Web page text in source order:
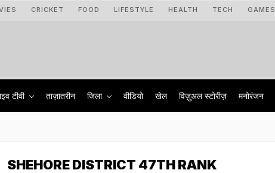
CRICKET FOOD LIFESTYLE HEALTH TECH GAMES
टीवी ताज़ातरीन जिला वीडियो खेल विज़ुअल स्टोरीज़ मनोरंजन
SHEHORE DISTRICT 47TH RANK